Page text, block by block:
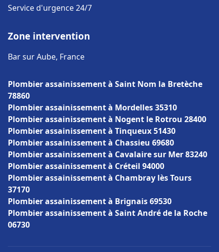
Service d'urgence 24/7
Zone intervention
Bar sur Aube, France
Plombier assainissement à Saint Nom la Bretèche
78860
Plombier assainissement à Mordelles 35310
Plombier assainissement à Nogent le Rotrou 28400
Plombier assainissement à Tinqueux 51430
Plombier assainissement à Chassieu 69680
Plombier assainissement à Cavalaire sur Mer 83240
Plombier assainissement à Créteil 94000
Plombier assainissement à Chambray lès Tours
37170
Plombier assainissement à Brignais 69530
Plombier assainissement à Saint André de la Roche
06730